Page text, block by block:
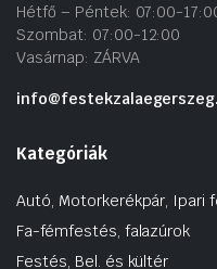
Hétfő – Péntek: 07:00-
Szombat: 07:00-12:00
Vasárnap: ZÁRVA
Kategóriák
Autó, Motorkerékpár, Ipari
Fa-fémfestés, falazúrok
Festés, Bel. és kültér